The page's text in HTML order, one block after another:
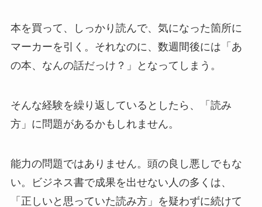
本を買って、しっかり読んで、気になった箇所に
マーカーを引く。それなのに、数週間後には「あ
の本、なんの話だっけ？」となってしまう。
そんな経験を繰り返しているとしたら、「読み
方」に問題があるかもしれません。
能力の問題ではありません。頭の良し悪しでもな
い。ビジネス書で成果を出せない人の多くは、
「正しいと思っていた読み方」を疑わずに続けて